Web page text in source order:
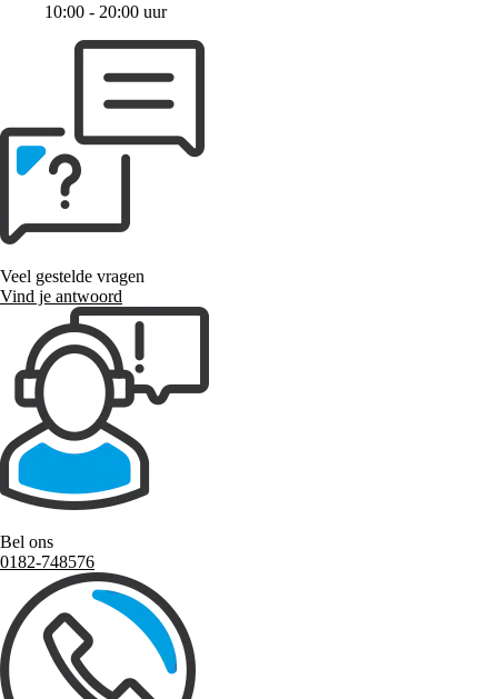
10:00 - 20:00 uur
Veel gestelde vragen
Vind je antwoord
Bel ons
0182-748576